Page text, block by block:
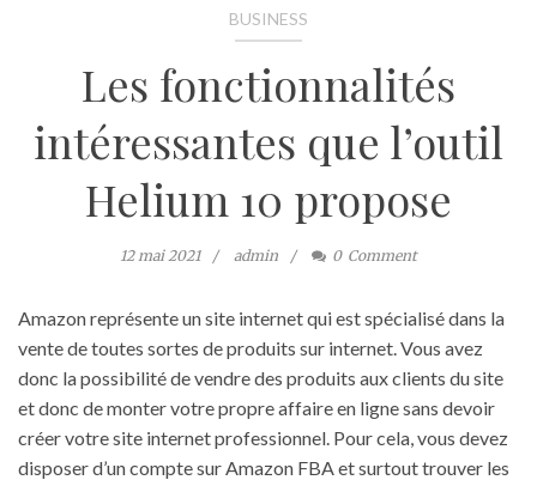
BUSINESS
Les fonctionnalités
intéressantes que l’outil
Helium 10 propose
12 mai 2021 admin 0 Comment
Amazon représente un site internet qui est spécialisé dans la
vente de toutes sortes de produits sur internet. Vous avez
donc la possibilité de vendre des produits aux clients du site
et donc de monter votre propre affaire en ligne sans devoir
créer votre site internet professionnel. Pour cela, vous devez
disposer d’un compte sur Amazon FBA et surtout trouver les